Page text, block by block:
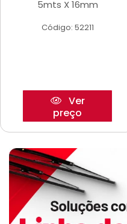
5mts X 16mm
Código: 52211
Ver
preço